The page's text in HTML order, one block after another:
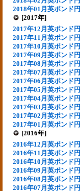
2018年01月英ポンド円
[2017年]
2017年12月英ポンド円
2017年11月英ポンド円
2017年10月英ポンド円
2017年09月英ポンド円
2017年08月英ポンド円
2017年07月英ポンド円
2017年06月英ポンド円
2017年05月英ポンド円
2017年04月英ポンド円
2017年03月英ポンド円
2017年02月英ポンド円
2017年01月英ポンド円
[2016年]
2016年12月英ポンド円
2016年11月英ポンド円
2016年10月英ポンド円
2016年09月英ポンド円
2016年08月英ポンド円
2016年07月英ポンド円